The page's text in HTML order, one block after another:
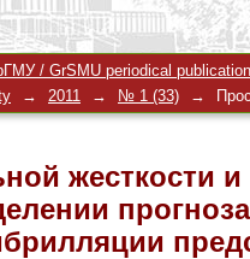
жесткости
/ GrSMU periodical
→ 2011 → № 1 (33) →
жесткости и